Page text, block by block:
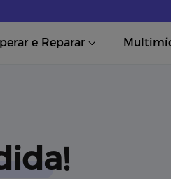
e Reparar